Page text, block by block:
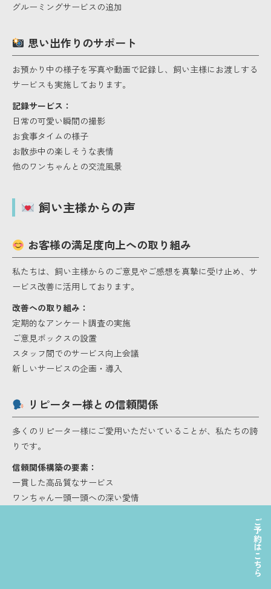
ご予約はこちら
グルーミングサービスの追加
思い出作りのサポート
お預かり中の様子を写真や動画で記録し、飼い主様にお渡しする
サービスも実施しております。
記録サービス：
日常の可愛い瞬間の撮影
お食事タイムの様子
お散歩中の楽しそうな表情
他のワンちゃんとの交流風景
飼い主様からの声
お客様の満足度向上への取り組み
私たちは、飼い主様からのご意見やご感想を真摯に受け止め、サ
ービス改善に活用しております。
改善への取り組み：
定期的なアンケート調査の実施
ご意見ボックスの設置
スタッフ間でのサービス向上会議
新しいサービスの企画・導入
リピーター様との信頼関係
多くのリピーター様にご愛用いただいていることが、私たちの誇
りです。
信頼関係構築の要素：
一貫した高品質なサービス
ワンちゃん一頭一頭への深い愛情